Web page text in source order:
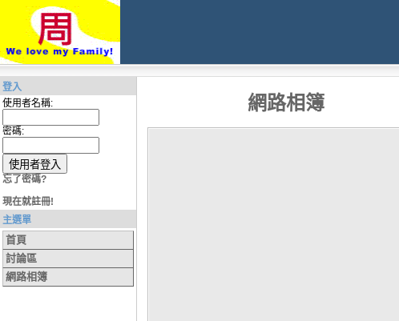
登入
使用者名稱:
密碼:
忘了密碼?
現在就註冊!
主選單
首頁
討論區
網路相簿
網路相簿